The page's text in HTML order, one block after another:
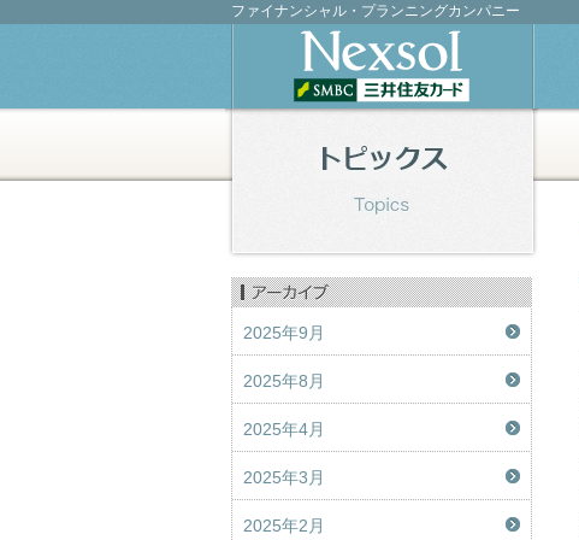
ファイナンシャル・プランニングカンパニー
2025年9月
2025年8月
2025年4月
2025年3月
2025年2月